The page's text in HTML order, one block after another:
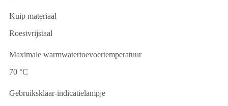
Kuip materiaal
Roestvrijstaal
Maximale warmwatertoevoertemperatuur
70 °C
Gebruiksklaar-indicatielampje